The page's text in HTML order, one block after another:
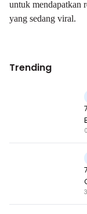
untuk mendapatkan
yang sedang viral.
Trending